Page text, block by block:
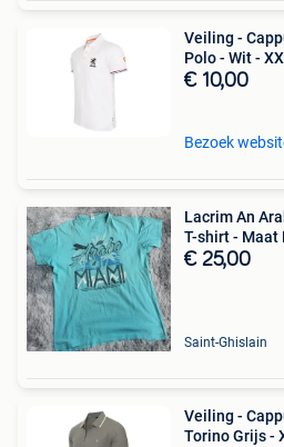
Veiling -
Polo - Wit -
€ 10,00
Bezoek
Lacrim An
T-shirt - Maat
€ 25,00
Saint-Ghislain
Veiling -
Torino Grijs -